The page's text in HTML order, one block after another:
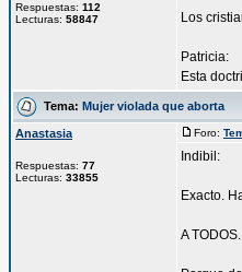
Respuestas: 112
Lecturas: 58847 Los
Patricia:
Esta
Tema: Mujer violada que aborta
Anastasia
Respuestas: 77
Lecturas: 33855
Foro:
Indibil:
Exacto.
A